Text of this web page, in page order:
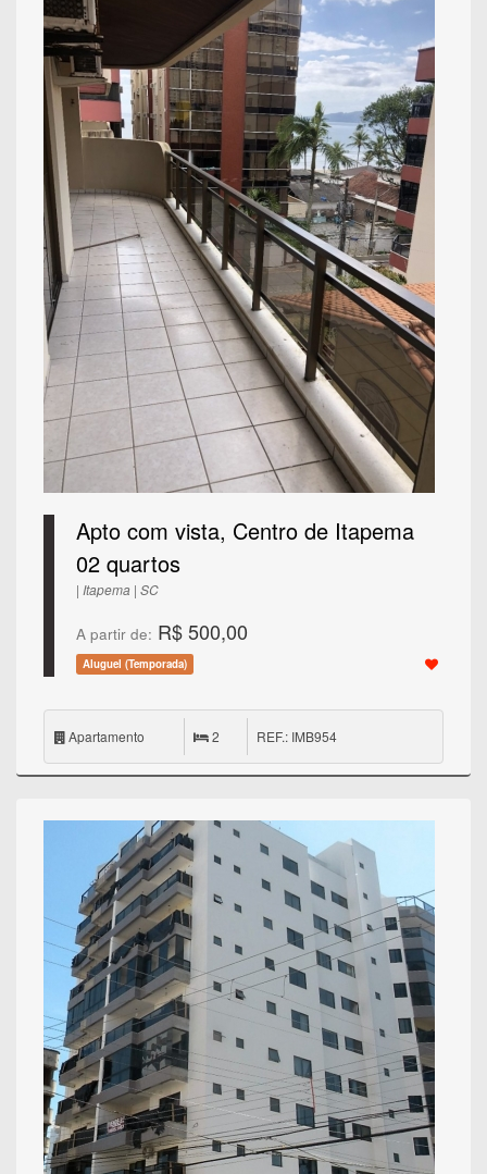
Apto com vista, Centro de Itapema
02 quartos
| Itapema | SC
A partir de: R$ 500,00
Aluguel (Temporada)
Apartamento 2 REF.: IMB954